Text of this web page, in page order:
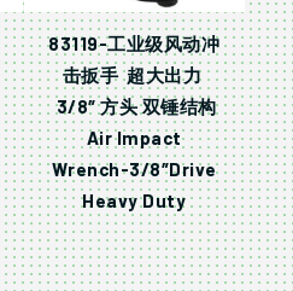
83119-工业级风动冲
击扳手 超大出力
3/8″ 方头 双锤结构
Air Impact
Wrench-3/8″Drive
Heavy Duty